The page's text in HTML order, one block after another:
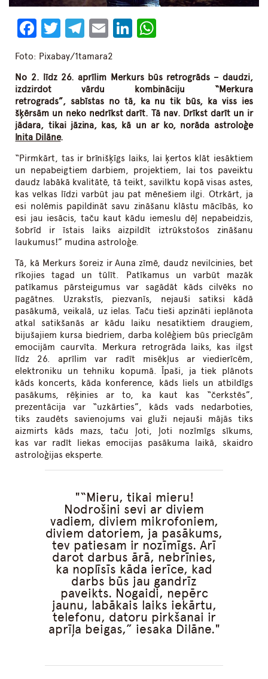
Facebook
Twitter
Telegram
EmailLinkedIn
Foto: Pixabay/1tamara2
No 2. līdz 26. aprīlim Merkurs būs retrogrāds – daudzi,
izdzirdot vārdu kombināciju “Merkura
retrograds”, sabīstas no tā, ka nu tik būs, ka viss ies
šķērsām un neko nedrīkst darīt. Tā nav. Drīkst darīt un ir
jādara, tikai jāzina, kas, kā un ar ko, norāda astroloģe
Inita Dilāne.
“Pirmkārt, tas ir brīnišķīgs laiks, lai ķertos klāt iesāktiem
un nepabeigtiem darbiem, projektiem, lai tos paveiktu
daudz labākā kvalitātē, tā teikt, savilktu kopā visas astes,
kas velkas līdzi varbūt jau pat mēnešiem ilgi. Otrkārt, ja
esi nolēmis papildināt savu zināšanu klāstu mācībās, ko
esi jau iesācis, taču kaut kādu iemeslu dēļ nepabeidzis,
šobrīd ir īstais laiks aizpildīt iztrūkstošos zināšanu
laukumus!” mudina astroloģe.
Tā, kā Merkurs šoreiz ir Auna zīmē, daudz nevilcinies, bet
rīkojies tagad un tūlīt. Patīkamus un varbūt mazāk
patīkamus pārsteigumus var sagādāt kāds cilvēks no
pagātnes. Uzrakstīs, piezvanīs, nejauši satiksi kādā
pasākumā, veikalā, uz ielas. Taču tieši apzināti ieplānota
atkal satikšanās ar kādu laiku nesatiktiem draugiem,
bijušajiem kursa biedriem, darba kolēģiem būs priecīgām
emocijām caurvīta. Merkura retrogrāda laiks, kas ilgst
līdz 26. aprīlim var radīt misēkļus ar viedierīcēm,
elektroniku un tehniku kopumā. Īpaši, ja tiek plānots
kāds koncerts, kāda konference, kāds liels un atbildīgs
pasākums, rēķinies ar to, ka kaut kas “čerkstēs”,
prezentācija var “uzkārties”, kāds vads nedarboties,
tiks zaudēts savienojums vai gluži nejauši mājās tiks
aizmirts kāds mazs, taču ļoti, ļoti nozīmīgs sīkums,
kas var radīt liekas emocijas pasākuma laikā, skaidro
astroloģijas eksperte.
“Mieru, tikai mieru!
Nodrošini sevi ar diviem
vadiem, diviem mikrofoniem,
diviem datoriem, ja pasākums,
tev patiesam ir nozīmīgs. Arī
darot darbus ārā, nebrīnies,
ka noplīsīs kāda ierīce, kad
darbs būs jau gandrīz
paveikts. Nogaidi, nepērc
jaunu, labākais laiks iekārtu,
telefonu, datoru pirkšanai ir
aprīļa beigas,” iesaka Dilāne.